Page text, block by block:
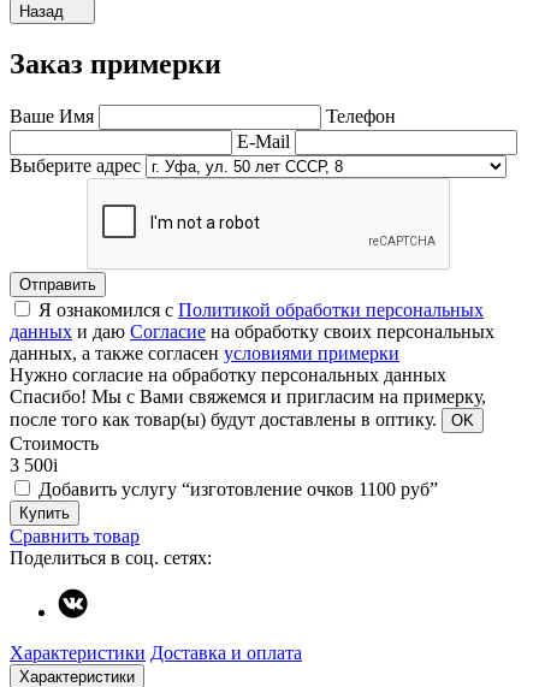
Назад
Заказ примерки
Ваше Имя
Телефон
E-Mail
Выберите адрес
Отправить
Я ознакомился с Политикой обработки персональных
данных и даю Согласие на обработку своих персональных
данных, а также согласен условиями примерки
Нужно согласие на обработку персональных данных
Спасибо! Мы с Вами свяжемся и пригласим на примерку,
после того как товар(ы) будут доставлены в оптику.
OK
Стоимость
3 500i
Добавить услугу “изготовление очков 1100 руб”
Купить
Сравнить товар
Поделиться в соц. сетях:
Характеристики Доставка и оплата
Характеристики